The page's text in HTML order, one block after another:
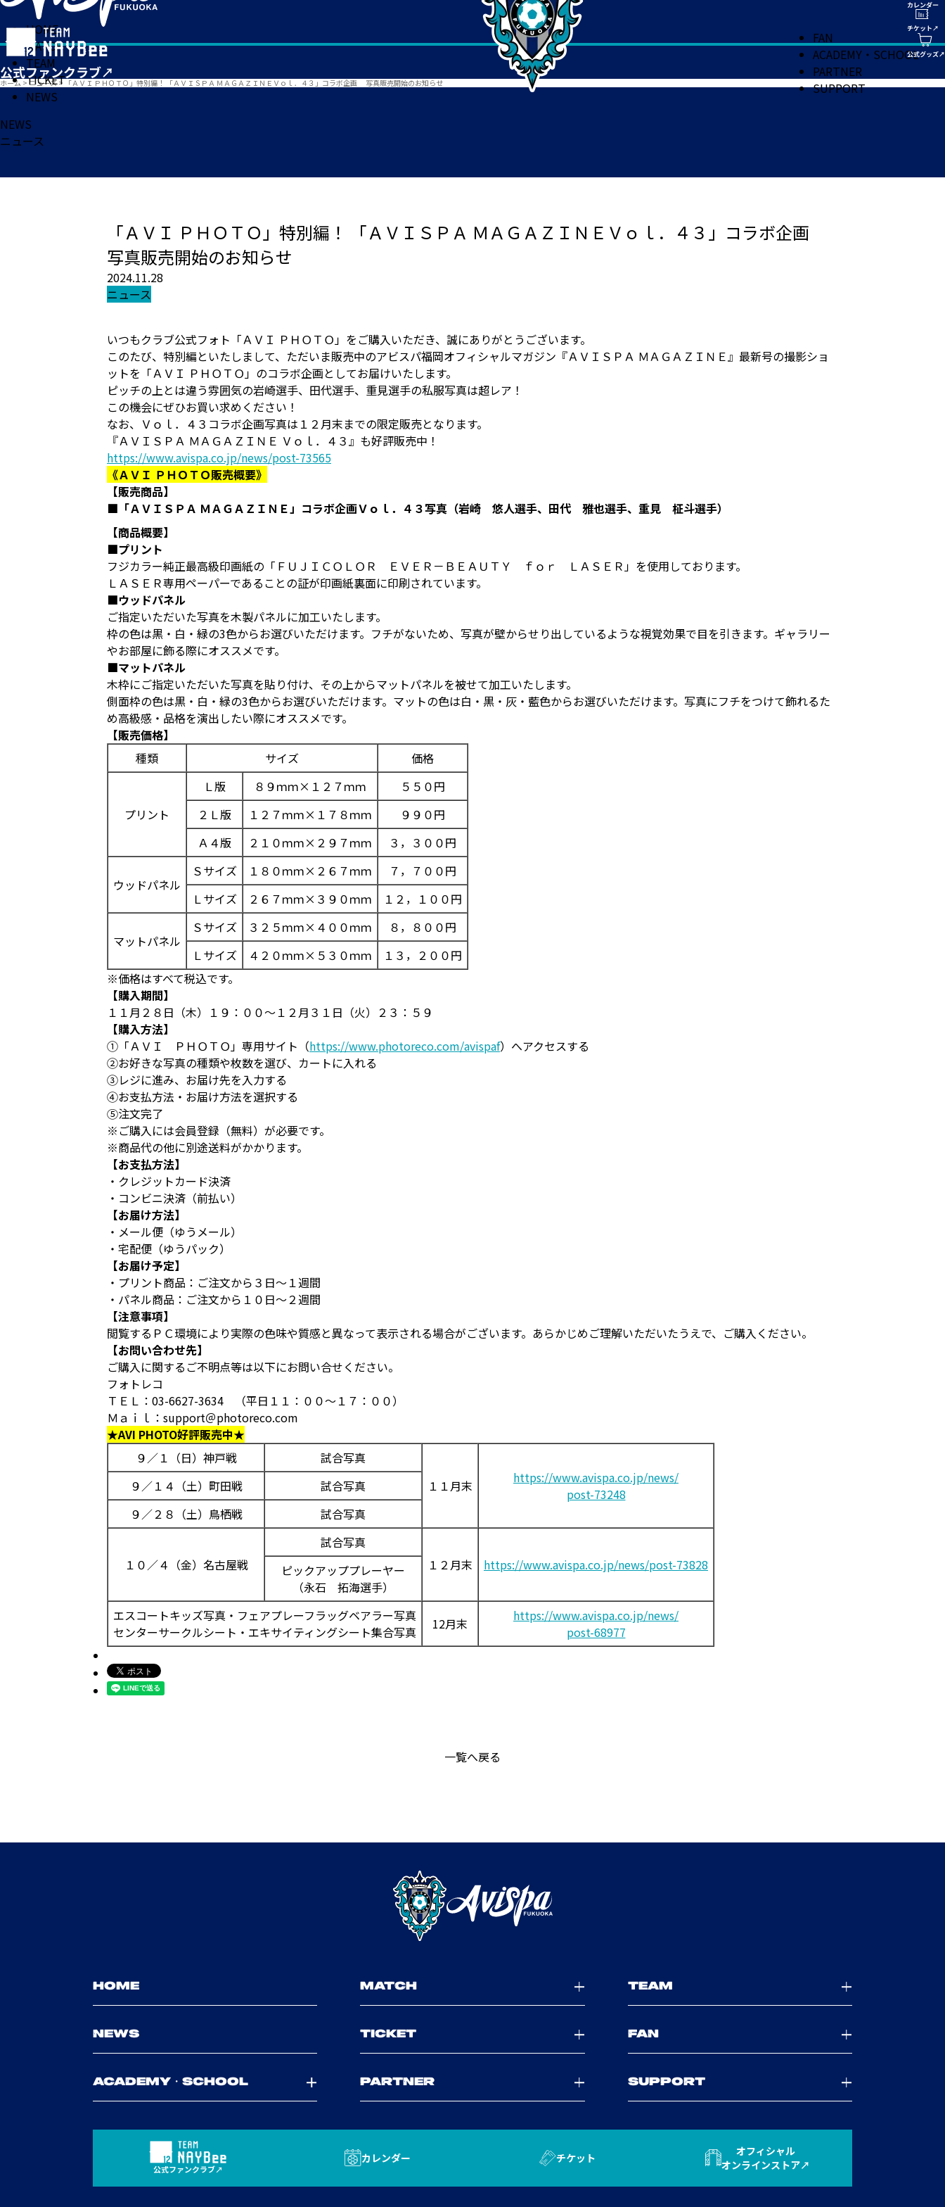
HOME
MATCH
TEAM
TICKET
NEWS
FAN
ACADEMY・SCHOOL
PARTNER
SUPPORT
ホーム > ニュース> 「ＡＶＩ ＰＨＯＴＯ」特別編！ 「ＡＶＩＳＰＡ ＭＡＧＡＺＩＮＥＶｏｌ．４３」コラボ企画 写真販売開始のお知らせ
NEWS
ニュース
「ＡＶＩ ＰＨＯＴＯ」特別編！ 「ＡＶＩＳＰＡ ＭＡＧＡＺＩＮＥＶｏｌ．４３」コラボ企画
写真販売開始のお知らせ
2024.11.28
ニュース
いつもクラブ公式フォト「ＡＶＩ ＰＨＯＴＯ」をご購入いただき、誠にありがとうございます。
このたび、特別編といたしまして、ただいま販売中のアビスパ福岡オフィシャルマガジン『ＡＶＩＳＰＡ ＭＡＧＡＺＩＮＥ』最新号の撮影ショ
ットを「ＡＶＩ ＰＨＯＴＯ」のコラボ企画としてお届けいたします。
ピッチの上とは違う雰囲気の岩崎選手、田代選手、重見選手の私服写真は超レア！
この機会にぜひお買い求めください！
なお、Ｖｏｌ．４３コラボ企画写真は１２月末までの限定販売となります。
『ＡＶＩＳＰＡ ＭＡＧＡＺＩＮＥ Ｖｏｌ．４３』も好評販売中！
https://www.avispa.co.jp/news/post-73565
《ＡＶＩ ＰＨＯＴＯ販売概要》
【販売商品】
■「ＡＶＩＳＰＡ ＭＡＧＡＺＩＮＥ」コラボ企画Ｖｏｌ．４３写真（岩崎 悠人選手、田代 雅也選手、重見 柾斗選手）
【商品概要】
■プリント
フジカラー純正最高級印画紙の「ＦＵＪＩＣＯＬＯＲ ＥＶＥＲ－ＢＥＡＵＴＹ ｆｏｒ ＬＡＳＥＲ」を使用しております。
ＬＡＳＥＲ専用ペーパーであることの証が印画紙裏面に印刷されています。
■ウッドパネル
ご指定いただいた写真を木製パネルに加工いたします。
枠の色は黒・白・緑の3色からお選びいただけます。フチがないため、写真が壁からせり出しているような視覚効果で目を引きます。ギャラリー
やお部屋に飾る際にオススメです。
■マットパネル
木枠にご指定いただいた写真を貼り付け、その上からマットパネルを被せて加工いたします。
側面枠の色は黒・白・緑の3色からお選びいただけます。マットの色は白・黒・灰・藍色からお選びいただけます。写真にフチをつけて飾れるた
め高級感・品格を演出したい際にオススメです。
【販売価格】
種類
サイズ 価格
プリント
Ｌ版 ８９ｍｍ×１２７ｍｍ
５５０円
２Ｌ版
１２７ｍｍ×１７８ｍｍ
９９０円
Ａ４版
２１０ｍｍ×２９７ｍｍ ３，３００円
ウッドパネル
Ｓサイズ １８０ｍｍ×２６７ｍｍ
７，７００円
Ｌサイズ
２６７ｍｍ×３９０ｍｍ １２，１００円
マットパネル
Ｓサイズ ３２５ｍｍ×４００ｍｍ
８，８００円
Ｌサイズ
４２０ｍｍ×５３０ｍｍ
１３，２００円
※価格はすべて税込です。
【購入期間】
１１月２８日（木）１９：００～１２月３１日（火）２３：５９
【購入方法】
①「ＡＶＩ ＰＨＯＴＯ」専用サイト（https://www.photoreco.com/avispaf）へアクセスする
②お好きな写真の種類や枚数を選び、カートに入れる
③レジに進み、お届け先を入力する
④お支払方法・お届け方法を選択する
⑤注文完了
※ご購入には会員登録（無料）が必要です。
※商品代の他に別途送料がかかります。
【お支払方法】
・クレジットカード決済
・コンビニ決済（前払い）
【お届け方法】
・メール便（ゆうメール）
・宅配便（ゆうパック）
【お届け予定】
・プリント商品：ご注文から３日～１週間
・パネル商品：ご注文から１０日～２週間
【注意事項】
閲覧するＰＣ環境により実際の色味や質感と異なって表示される場合がございます。あらかじめご理解いただいたうえで、ご購入ください。
【お問い合わせ先】
ご購入に関するご不明点等は以下にお問い合せください。
フォトレコ
ＴＥＬ：03-6627-3634 （平日１１：００～１７：００）
Ｍａｉｌ：support＠photoreco.com
★AVI PHOTO好評販売中★
９／１（日）神戸戦
試合写真
１１月末
https://www.avispa.co.jp/news/
post-73248
９／１４（土）町田戦
試合写真
９／２８（土）鳥栖戦
試合写真
１０／４（金）名古屋戦
試合写真
１２月末
https://www.avispa.co.jp/news/post-73828
ピックアッププレーヤー
（永石 拓海選手）
エスコートキッズ写真・フェアプレーフラッグベアラー写真
センターサークルシート・エキサイティングシート集合写真
12月末
https://www.avispa.co.jp/news/
post-68977
一覧へ戻る
HOME MATCH TEAM
NEWS TICKET FAN
ACADEMY・SCHOOL PARTNER SUPPORT
公式ファンクラブ
カレンダー チケット
オフィシャル
オンラインストア